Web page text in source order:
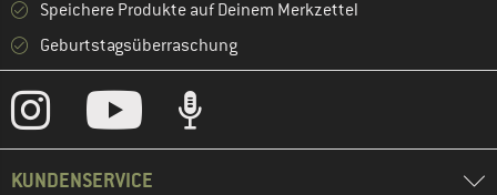
Speichere Produkte auf Deinem Merkzettel
Geburtstagsüberraschung
KUNDENSERVICE